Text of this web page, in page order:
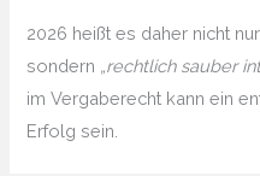
2026 heißt es daher nicht
sondern „rechtlich sauber
im Vergaberecht kann ein
Erfolg sein.